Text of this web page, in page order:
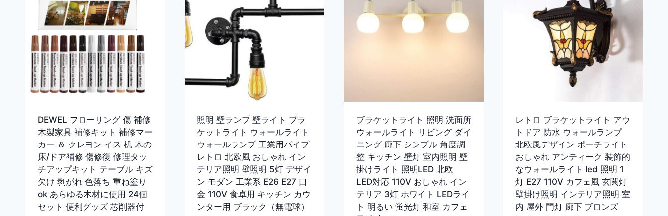
DEWEL フローリング 傷 補修
木製家具 補修キット 補修マー
カー ＆ クレヨン イス 机 木の
床/ドア補修 傷修復 修理タッ
チアップキット テーブル キズ
欠け 剥がれ 色落ち 重ね塗り
ok あらゆる木材に使用 24個
セット 便利グッズ 芯削器付
照明 壁ランプ 壁ライト ブラ
ケットライト ウォールライト
ウォールランプ 工業用パイプ
レトロ 北欧風 おしゃれ イン
テリア照明 壁照明 5灯 デザイ
ン モダン 工業系 E26 E27 口
金 110V 食卓用 キッチン カウ
ンター用 ブラック（無電球）
ブラケットライト 照明 洗面所
ウォールライト リビング ダイ
ニング 廊下 シンプル 角度調
整 キッチン 壁灯 室内照明 壁
掛けライト 照明LED 北欧
LED対応 110V おしゃれ イン
テリア 3灯 ホワイト LEDライ
ト 明るい 蛍光灯 和室 カフェ
レトロ ブラケットライト アウ
トドア 防水 ウォールランプ
北欧風デザイン ポーチライト
おしゃれ アンティーク 装飾的
なウォールライト led 照明 1
灯 E27 110V カフェ風 玄関灯
壁掛け照明 インテリア照明 室
内 屋外 門灯 廊下 ブロンズ